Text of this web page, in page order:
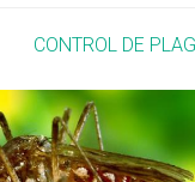
CONTROL DE